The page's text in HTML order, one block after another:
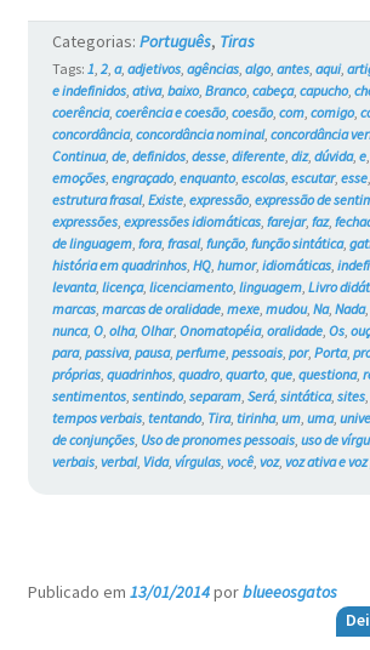
Categorias: Português, Tiras
Tags: 1 2, a, adjetivos, agências, algo, antes, aqui,
e indefinidos, ativa, baixo, Branco, cabeça, capucho,
coerência, coerência e coesão, coesão, com, comigo,
concordância, concordância nominal, concordância
Continua, de, definidos, desse, diferente, diz, dúvida, e,
emoções, engraçado, enquanto, escolas, escutar, esse,
estrutura frasal, Existe, expressão, expressão de
expressões, expressões idiomáticas, farejar, faz,
de linguagem, fora, frasal, função, função sintática,
história em quadrinhos, HQ, humor, idiomáticas,
levanta, licença, licenciamento, linguagem, Livro
marcas, marcas de oralidade, mexe, mudou, Na, Nada,
nunca, O, olha, Olhar, Onomatopéia, oralidade, Os,
para, passiva, pausa, perfume, pessoais, por, Porta,
próprias, quadrinhos, quadro, quarto, que, questiona,
sentimentos, sentindo, separam, Será, sintática, sites,
tempos verbais, tentando, Tira, tirinha, um, uma,
de conjunções, Uso de pronomes pessoais, uso de
verbais, verbal, Vida, vírgulas, você, voz, voz ativa e
Publicado em 13/01/2014porblueeosgatos